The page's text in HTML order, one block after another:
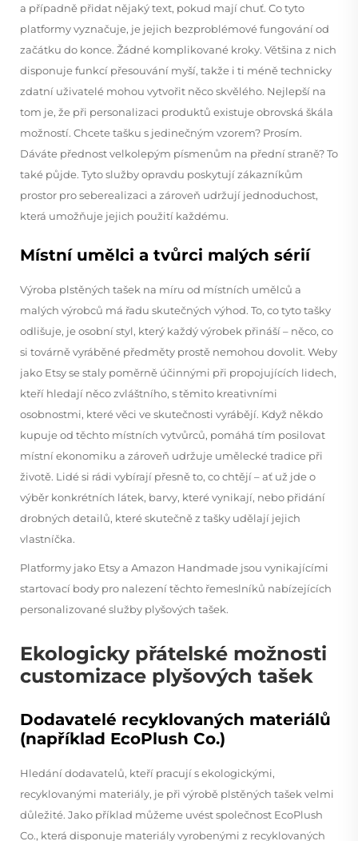
a případně přidat nějaký text, pokud mají chuť. Co tyto
platformy vyznačuje, je jejich bezproblémové fungování od
začátku do konce. Žádné komplikované kroky. Většina z nich
disponuje funkcí přesouvání myší, takže i ti méně technicky
zdatní uživatelé mohou vytvořit něco skvělého. Nejlepší na
tom je, že při personalizaci produktů existuje obrovská škála
možností. Chcete tašku s jedinečným vzorem? Prosím.
Dáváte přednost velkolepým písmenům na přední straně? To
také půjde. Tyto služby opravdu poskytují zákazníkům
prostor pro seberealizaci a zároveň udržují jednoduchost,
která umožňuje jejich použití každému.
Místní umělci a tvůrci malých sérií
Výroba plstěných tašek na míru od místních umělců a
malých výrobců má řadu skutečných výhod. To, co tyto tašky
odlišuje, je osobní styl, který každý výrobek přináší – něco, co
si továrně vyráběné předměty prostě nemohou dovolit. Weby
jako Etsy se staly poměrně účinnými při propojujících lidech,
kteří hledají něco zvláštního, s těmito kreativními
osobnostmi, které věci ve skutečnosti vyrábějí. Když někdo
kupuje od těchto místních vytvůrců, pomáhá tím posilovat
místní ekonomiku a zároveň udržuje umělecké tradice při
životě. Lidé si rádi vybírají přesně to, co chtějí – ať už jde o
výběr konkrétních látek, barvy, které vynikají, nebo přidání
drobných detailů, které skutečně z tašky udělají jejich
vlastníčka.
Platformy jako Etsy a Amazon Handmade jsou vynikajícími
startovací body pro nalezení těchto řemeslníků nabízejících
personalizované služby plyšových tašek.
Ekologicky přátelské možnosti
customizace plyšových tašek
Dodavatelé recyklovaných materiálů
(například EcoPlush Co.)
Hledání dodavatelů, kteří pracují s ekologickými,
recyklovanými materiály, je při výrobě plstěných tašek velmi
důležité. Jako příklad můžeme uvést společnost EcoPlush
Co., která disponuje materiály vyrobenými z recyklovaných